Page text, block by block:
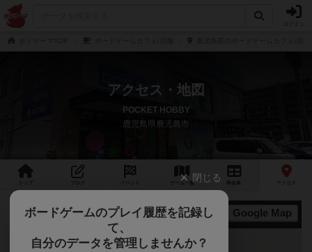
アクセス・地図
POCKET HOBBY
鹿児島県鹿児島市
ゲーム 一覧 料金 アクセス
地図 Google Map
閉じる
ボードゲームのプレイ履歴を記録し
て、
自分のデータを管理しませんか？